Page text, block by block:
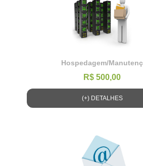
Hospedagem/Manutenç
R$ 500,00
(+) DETALHES